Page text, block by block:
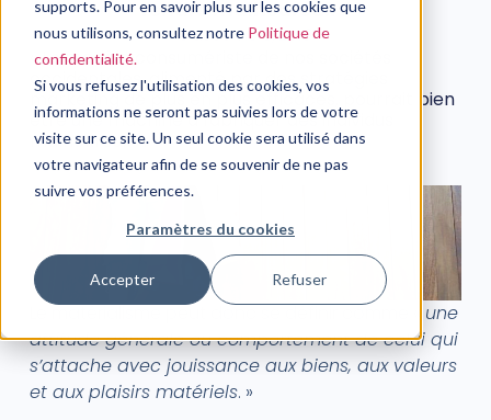
supports. Pour en savoir plus sur les cookies que
nous utilisons, consultez notre Politique de
confidentialité.
Si vous refusez l'utilisation des cookies, vos
informations ne seront pas suivies lors de votre
visite sur ce site. Un seul cookie sera utilisé dans
votre navigateur afin de se souvenir de ne pas
suivre vos préférences.
Paramètres du cookies
Accepter Refuser
rendre malheureux ?
3 décembre, 2019
« Le modèle consumériste de nos sociétés
occidentales, alimenté par des stratégies
marketing de plus en plus efficaces, pourrait bien
être une machine à fabriquer des individus
malheureux ».
Le matérialisme peut donc se définir comme « une
attitude générale ou comportement de celui qui
s’attache avec jouissance aux biens, aux valeurs
et aux plaisirs matériels. »